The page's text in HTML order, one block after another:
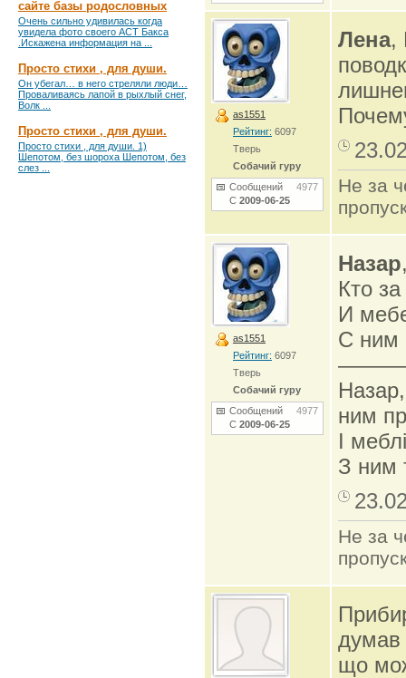
сайте базы родословных
Очень сильно удивилась когда
увидела фото своего АСТ Бакса
.Искажена информация на ...
Просто стихи , для души.
Он убегал… в него стреляли люди…
Проваливаясь лапой в рыхлый снег,
Волк ...
Просто стихи , для души.
Просто стихи , для души. 1)
Шепотом, без шороха Шепотом, без
слез ...
as1551
Рейтинг: 6097
Тверь
Собачий гуру
Сообщений 4977
С 2009-06-25
Лена,
Не за
as1551
Рейтинг: 6097
Тверь
Собачий гуру
Сообщений 4977
С 2009-06-25
Назар
Кто
И
С ним
ним
І
З ним
Не за
думав
що